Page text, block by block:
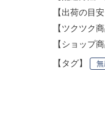
【出荷の目
【ツクツク
【ショップ
【タグ】